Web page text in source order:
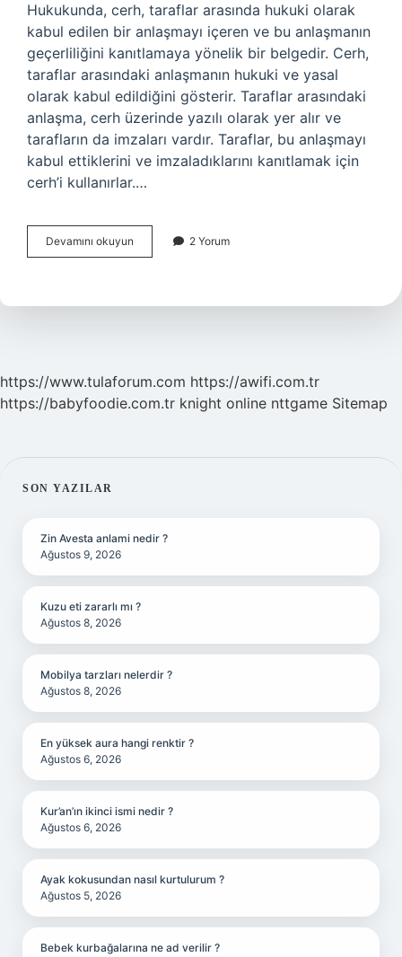
Hukukunda, cerh, taraflar arasında hukuki olarak
kabul edilen bir anlaşmayı içeren ve bu anlaşmanın
geçerliliğini kanıtlamaya yönelik bir belgedir. Cerh,
taraflar arasındaki anlaşmanın hukuki ve yasal
olarak kabul edildiğini gösterir. Taraflar arasındaki
anlaşma, cerh üzerinde yazılı olarak yer alır ve
tarafların da imzaları vardır. Taraflar, bu anlaşmayı
kabul ettiklerini ve imzaladıklarını kanıtlamak için
cerh’i kullanırlar.…
Devamını okuyun
ne
2 Yorum
https://www.tulaforum.com https://awifi.com.tr
https://babyfoodie.com.tr knight online nttgame Sitemap
SIDEBAR
SON YAZILAR
Zin Avesta anlami nedir ?
Ağustos 9, 2026
Kuzu eti zararlı mı ?
Ağustos 8, 2026
Mobilya tarzları nelerdir ?
Ağustos 8, 2026
En yüksek aura hangi renktir ?
Ağustos 6, 2026
Kur’an’ın ikinci ismi nedir ?
Ağustos 6, 2026
Ayak kokusundan nasıl kurtulurum ?
Ağustos 5, 2026
Bebek kurbağalarına ne ad verilir ?